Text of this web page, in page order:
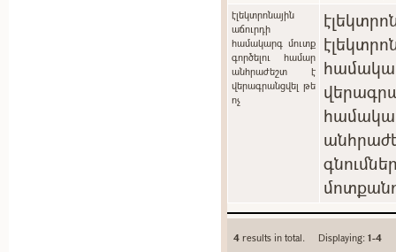
էլեկտրոնային
աճուրդի
համակարգ մուտք
գործելու համար
անհրաժեշտ է
վերագրանցվել թե
ոչ
4 results in total. Displaying:1-4